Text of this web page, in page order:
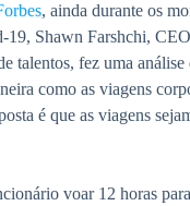
, ainda durante os
19, Shawn Farshchi,
talentos, fez uma
como as viagens
é que as viagens
voar 12 horas